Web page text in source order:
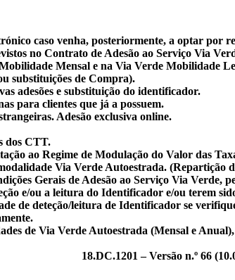
caso venha, posteriormente, a optar por
no Contrato de Adesão ao Serviço Via
Mensal e na Via Verde Mobilidade
substituições de Compra).
adesões e substituição do identificador.
para clientes que já a possuem.
Adesão exclusiva online.
dos CTT.
ao Regime de Modulação do Valor das
Via Verde Autoestrada. (Repartição
Gerais de Adesão ao Serviço Via
e/ou a leitura do Identificador e/ou terem
de deteção/leitura de Identificador se
de Via Verde Autoestrada (Mensal e
18.DC.1201 – Versão n.º 66